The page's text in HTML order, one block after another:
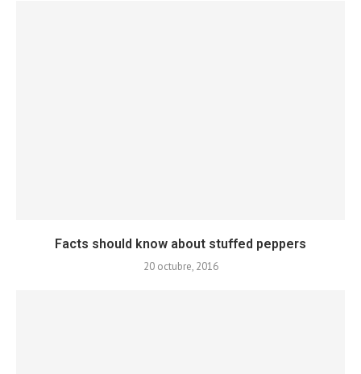
Facts should know about stuffed peppers
20 octubre, 2016